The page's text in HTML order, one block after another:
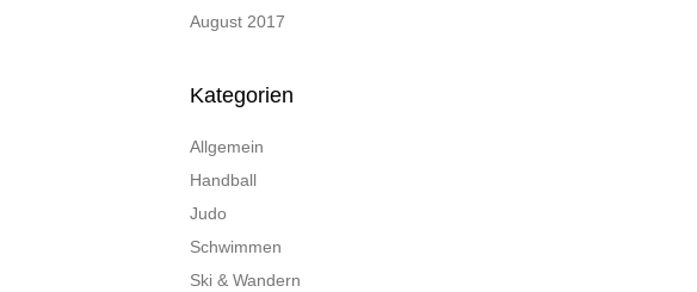
August 2017
Kategorien
Allgemein
Handball
Judo
Schwimmen
Ski & Wandern